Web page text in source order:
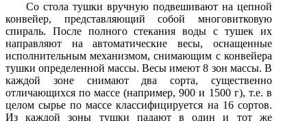
Со стола тушки вручную подвешивают на цепной
конвейер, представляющий собой многовитковую
спираль. После полного стекания воды с тушек их
направляют на автоматические весы, оснащенные
исполнительным механизмом, снимающим с конвейера
тушки определенной массы. Весы имеют 8 зон массы. В
каждой зоне снимают два сорта, существенно
отличающихся по массе (например, 900 и 1500 г), т.е. в
целом сырье по массе классифицируется на 16 сортов.
Из каждой зоны тушки падают в один и тот же